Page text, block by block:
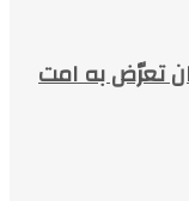
تعرّض به امت